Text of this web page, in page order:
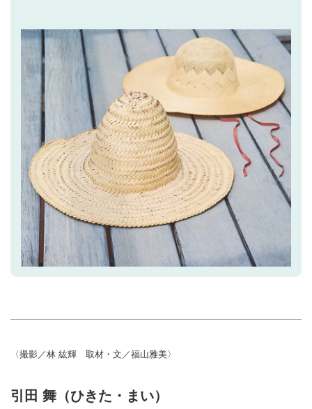
〈撮影／林 紘輝 取材・文／福山雅美〉
引田 舞（ひきた・まい）